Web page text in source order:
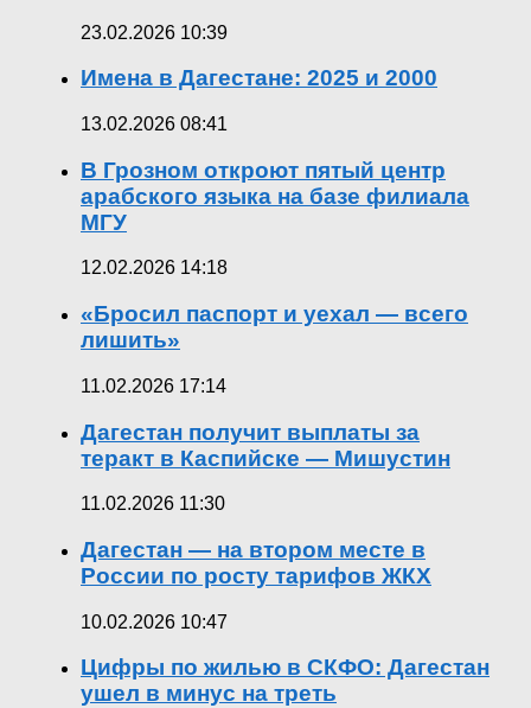
23.02.2026 10:39
Имена в Дагестане: 2025 и 2000
13.02.2026 08:41
В Грозном откроют пятый центр
арабского языка на базе филиала
МГУ
12.02.2026 14:18
«Бросил паспорт и уехал — всего
лишить»
11.02.2026 17:14
Дагестан получит выплаты за
теракт в Каспийске — Мишустин
11.02.2026 11:30
Дагестан — на втором месте в
России по росту тарифов ЖКХ
10.02.2026 10:47
Цифры по жилью в СКФО: Дагестан
ушел в минус на треть